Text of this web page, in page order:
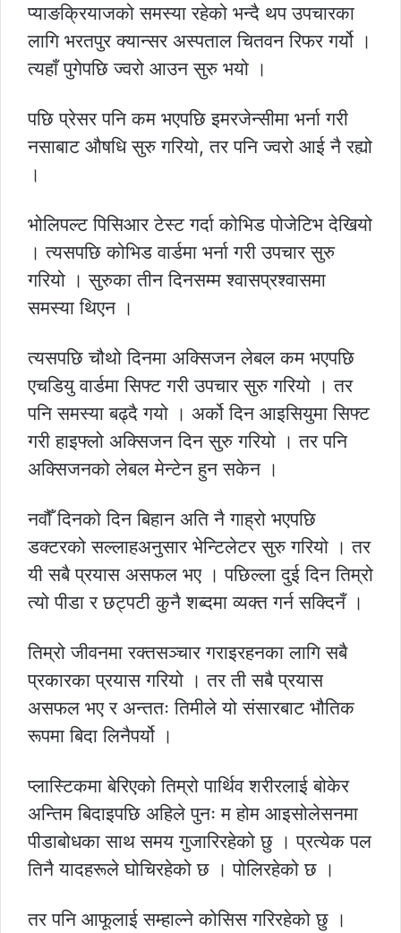
प्याङक्रियाजको समस्या रहेको भन्दै थप उपचारका
लागि भरतपुर क्यान्सर अस्पताल चितवन रिफर गर्यो ।
त्यहाँ पुगेपछि ज्वरो आउन सुरु भयो ।
पछि प्रेसर पनि कम भएपछि इमरजेन्सीमा भर्ना गरी
नसाबाट औषधि सुरु गरियो, तर पनि ज्वरो आई नै रह्यो
।
भोलिपल्ट पिसिआर टेस्ट गर्दा कोभिड पोजेटिभ देखियो
। त्यसपछि कोभिड वार्डमा भर्ना गरी उपचार सुरु
गरियो । सुरुका तीन दिनसम्म श्वासप्रश्वासमा
समस्या थिएन ।
त्यसपछि चौथो दिनमा अक्सिजन लेबल कम भएपछि
एचडियु वार्डमा सिफ्ट गरी उपचार सुरु गरियो । तर
पनि समस्या बढ्दै गयो । अर्को दिन आइसियुमा सिफ्ट
गरी हाइफ्लो अक्सिजन दिन सुरु गरियो । तर पनि
अक्सिजनको लेबल मेन्टेन हुन सकेन ।
नवौँ दिनको दिन बिहान अति नै गाह्रो भएपछि
डक्टरको सल्लाहअनुसार भेन्टिलेटर सुरु गरियो । तर
यी सबै प्रयास असफल भए । पछिल्ला दुई दिन तिम्रो
त्यो पीडा र छट्पटी कुनै शब्दमा व्यक्त गर्न सक्दिनँ ।
तिम्रो जीवनमा रक्तसञ्चार गराइरहनका लागि सबै
प्रकारका प्रयास गरियो । तर ती सबै प्रयास
असफल भए र अन्ततः तिमीले यो संसारबाट भौतिक
रूपमा बिदा लिनैपर्यो ।
प्लास्टिकमा बेरिएको तिम्रो पार्थिव शरीरलाई बोकेर
अन्तिम बिदाइपछि अहिले पुनः म होम आइसोलेसनमा
पीडाबोधका साथ समय गुजारिरहेको छु । प्रत्येक पल
तिनै यादहरूले घोचिरहेको छ । पोलिरहेको छ ।
तर पनि आफूलाई सम्हाल्ने कोसिस गरिरहेको छु ।